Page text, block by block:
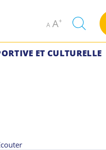
A
Decrease
font
AIncrease
size.
ET CULTURELLE